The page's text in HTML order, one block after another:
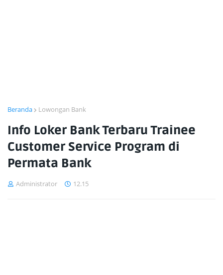
Beranda Lowongan Bank
Info Loker Bank Terbaru Trainee
Customer Service Program di
Permata Bank
Administrator 12.15